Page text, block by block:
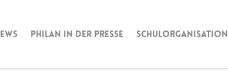
Philan in der Presse Schulorganisation